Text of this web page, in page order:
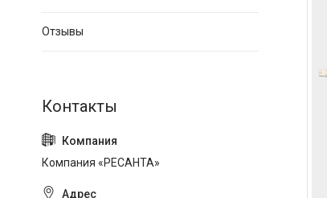
Отзывы
Компания «РЕСАНТА»